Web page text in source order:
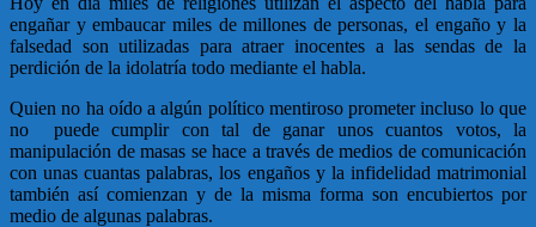
engañar y embaucar miles de millones de personas, el engaño y la
falsedad son utilizadas para atraer inocentes a las sendas de la
perdición de la idolatría todo mediante el habla.
Quien no ha oído a algún político mentiroso prometer incluso lo que
no puede cumplir con tal de ganar unos cuantos votos, la
manipulación de masas se hace a través de medios de comunicación
con unas cuantas palabras, los engaños y la infidelidad matrimonial
también así comienzan y de la misma forma son encubiertos por
medio de algunas palabras.